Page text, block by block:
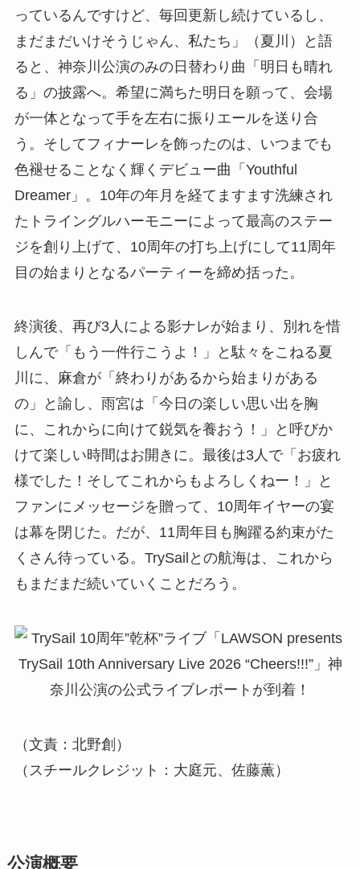
っているんですけど、毎回更新し続けているし、
まだまだいけそうじゃん、私たち」（夏川）と語
ると、神奈川公演のみの日替わり曲「明日も晴れ
る」の披露へ。希望に満ちた明日を願って、会場
が一体となって手を左右に振りエールを送り合
う。そしてフィナーレを飾ったのは、いつまでも
色褪せることなく輝くデビュー曲「Youthful
Dreamer」。10年の年月を経てますます洗練され
たトライングルハーモニーによって最高のステー
ジを創り上げて、10周年の打ち上げにして11周年
目の始まりとなるパーティーを締め括った。
終演後、再び3人による影ナレが始まり、別れを惜
しんで「もう一件行こうよ！」と駄々をこねる夏
川に、麻倉が「終わりがあるから始まりがある
の」と諭し、雨宮は「今日の楽しい思い出を胸
に、これからに向けて鋭気を養おう！」と呼びか
けて楽しい時間はお開きに。最後は3人で「お疲れ
様でした！そしてこれからもよろしくねー！」と
ファンにメッセージを贈って、10周年イヤーの宴
は幕を閉じた。だが、11周年目も胸躍る約束がた
くさん待っている。TrySailとの航海は、これから
もまだまだ続いていくことだろう。
（文責：北野創）
（スチールクレジット：大庭元、佐藤薫）
公演概要